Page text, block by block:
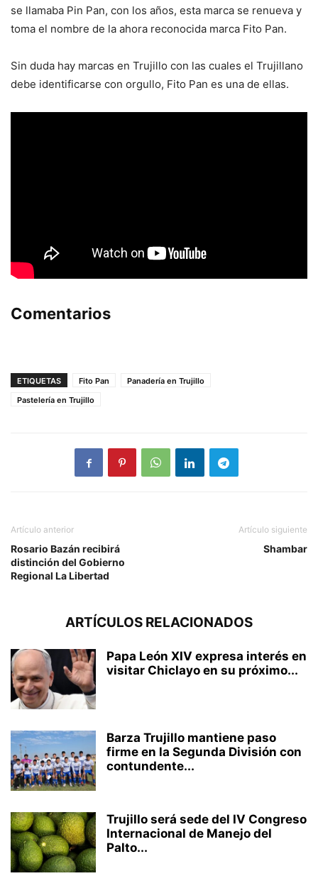
se llamaba Pin Pan, con los años, esta marca se renueva y
toma el nombre de la ahora reconocida marca Fito Pan.
Sin duda hay marcas en Trujillo con las cuales el Trujillano
debe identificarse con orgullo, Fito Pan es una de ellas.
Comentarios
ETIQUETAS Fito Pan
Panadería en Trujillo
Pastelería en Trujillo
Artículo anterior
Rosario Bazán recibirá
distinción del Gobierno
Regional La Libertad
Artículo siguiente
Shambar
ARTÍCULOS RELACIONADOS
Papa León XIV expresa interés en
visitar Chiclayo en su próximo...
Barza Trujillo mantiene paso
firme en la Segunda División con
contundente...
Trujillo será sede del IV Congreso
Internacional de Manejo del
Palto...